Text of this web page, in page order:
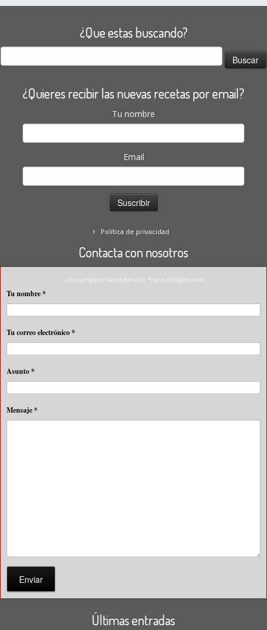
¿Que estas buscando?
¿Quieres recibir las nuevas recetas por email?
Tu nombre
Email
Política de privacidad
Contacta con nosotros
Los campos marcados con * son obligatorios
Tu nombre*
Tu correo electrónico*
Asunto*
Mensaje*
Enviar
Últimas entradas